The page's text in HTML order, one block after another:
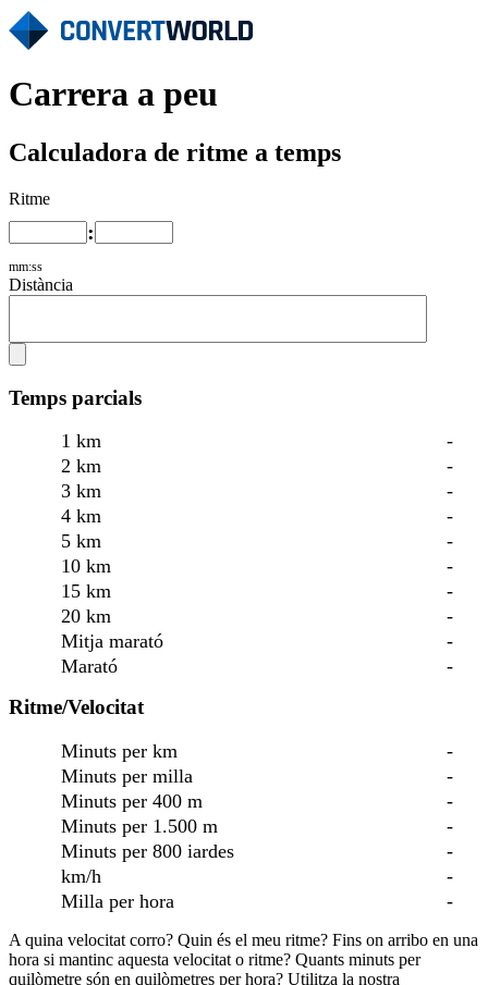
Carrera a peu
Calculadora de ritme a temps
Ritme
:
mm:ss
Distància
Temps parcials
1 km
-
2 km
-
3 km
-
4 km
-
5 km
-
10 km
-
15 km
-
20 km
-
Mitja marató
-
Marató
-
Ritme/Velocitat
Minuts per km
-
Minuts per milla
-
Minuts per 400 m
-
Minuts per 1.500 m
-
Minuts per 800 iardes
-
km/h
-
Milla per hora
-
A quina velocitat corro? Quin és el meu ritme? Fins on arribo en una
hora si mantinc aquesta velocitat o ritme? Quants minuts per
quilòmetre són en quilòmetres per hora? Utilitza la nostra